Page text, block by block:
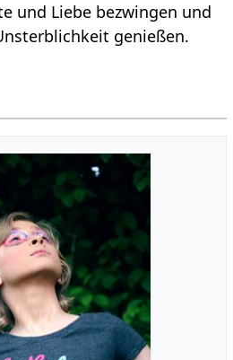
und Liebe bezwingen und
genießen.